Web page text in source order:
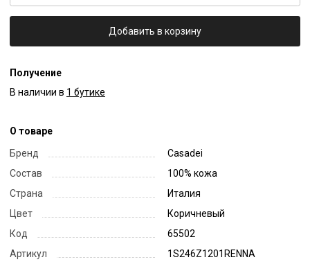
Добавить в корзину
Получение
В наличии в 1 бутике
О товаре
Бренд
Casadei
Состав
100% кожа
Страна
Италия
Цвет
Коричневый
Код
65502
Артикул
1S246Z1201RENNA